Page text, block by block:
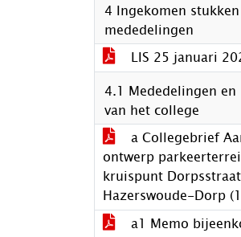
4 Ingekomen
mededelingen
LIS 25 januari
4.1 Mededelingen en
van het college
a Collegebrief
ontwerp
kruispunt
Hazerswoude-Dorp
a1 Memo